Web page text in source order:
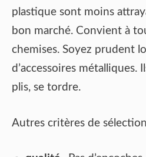
plastique sont moins
bon marché. Convient à
chemises. Soyez prudent
d’accessoires métalliques.
plis, se tordre.
Autres critères de